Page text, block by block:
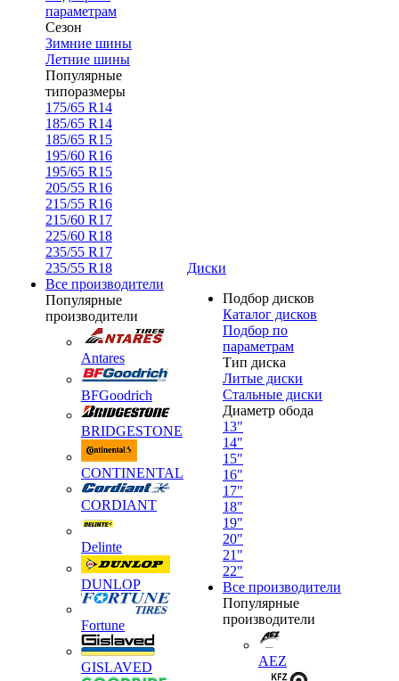
параметрам
Сезон
Зимние шины
Летние шины
Популярные
типоразмеры
175/65 R14
185/65 R14
185/65 R15
195/60 R16
195/65 R15
205/55 R16
215/55 R16
215/60 R17
225/60 R18
235/55 R17
235/55 R18
Все производители
Популярные
производители
Antares
BFGoodrich
BRIDGESTONE
CONTINENTAL
CORDIANT
Delinte
DUNLOP
Fortune
GISLAVED
Диски
Подбор дисков
Каталог дисков
Подбор по
параметрам
Тип диска
Литые диски
Стальные диски
Диаметр обода
13"
14"
15"
16"
17"
18"
19"
20"
21"
22"
Все производители
Популярные
производители
AEZ